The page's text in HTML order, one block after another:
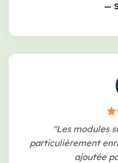
—
"Les modules
particulièrement
ajoutée